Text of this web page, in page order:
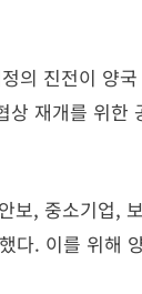
의 진전이 양
재개를 위한
보, 중소기업,
다. 이를 위해